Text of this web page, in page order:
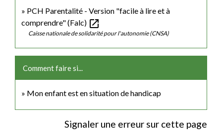
PCH Parentalité - Version "facile à lire et à
comprendre" (Falc) open_in_new
Caisse nationale de solidarité pour l'autonomie (CNSA)
Comment faire si...
Mon enfant est en situation de handicap
Signaler une erreur sur cette page